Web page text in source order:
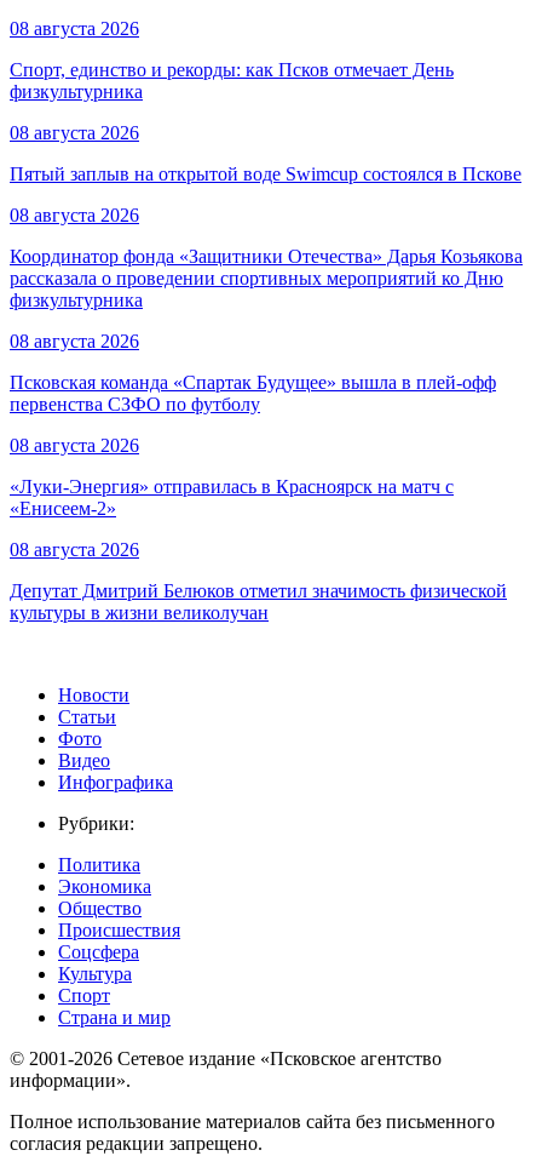
08 августа 2026
Спорт, единство и рекорды: как Псков отмечает День
физкультурника
08 августа 2026
Пятый заплыв на открытой воде Swimcup состоялся в Пскове
08 августа 2026
Координатор фонда «Защитники Отечества» Дарья Козьякова
рассказала о проведении спортивных мероприятий ко Дню
физкультурника
08 августа 2026
Псковская команда «Спартак Будущее» вышла в плей-офф
первенства СЗФО по футболу
08 августа 2026
«Луки-Энергия» отправилась в Красноярск на матч с
«Енисеем-2»
08 августа 2026
Депутат Дмитрий Белюков отметил значимость физической
культуры в жизни великолучан
Новости
Статьи
Фото
Видео
Инфографика
Рубрики:
Политика
Экономика
Общество
Происшествия
Соцсфера
Культура
Спорт
Страна и мир
© 2001-2026 Сетевое издание «Псковское агентство
информации».
Полное использование материалов сайта без письменного
согласия редакции запрещено.